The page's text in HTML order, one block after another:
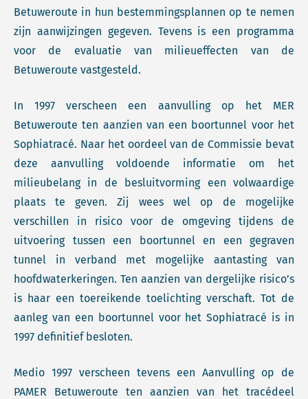
Betuweroute in hun bestemmingsplannen op te nemen
zijn aanwijzingen gegeven. Tevens is een programma
voor de evaluatie van milieueffecten van de
Betuweroute vastgesteld.
In 1997 verscheen een aanvulling op het MER
Betuweroute ten aanzien van een boortunnel voor het
Sophiatracé. Naar het oordeel van de Commissie bevat
deze aanvulling voldoende informatie om het
milieubelang in de besluitvorming een volwaardige
plaats te geven. Zij wees wel op de mogelijke
verschillen in risico voor de omgeving tijdens de
uitvoering tussen een boortunnel en een gegraven
tunnel in verband met mogelijke aantasting van
hoofdwaterkeringen. Ten aanzien van dergelijke risico’s
is haar een toereikende toelichting verschaft. Tot de
aanleg van een boortunnel voor het Sophiatracé is in
1997 definitief besloten.
Medio 1997 verscheen tevens een Aanvulling op de
PAMER Betuweroute ten aanzien van het tracédeel